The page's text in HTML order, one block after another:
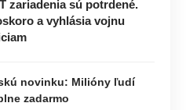
zariadenia sú potrdené.
a vyhlásia vojnu
novinku: Milióny ľudí
zadarmo